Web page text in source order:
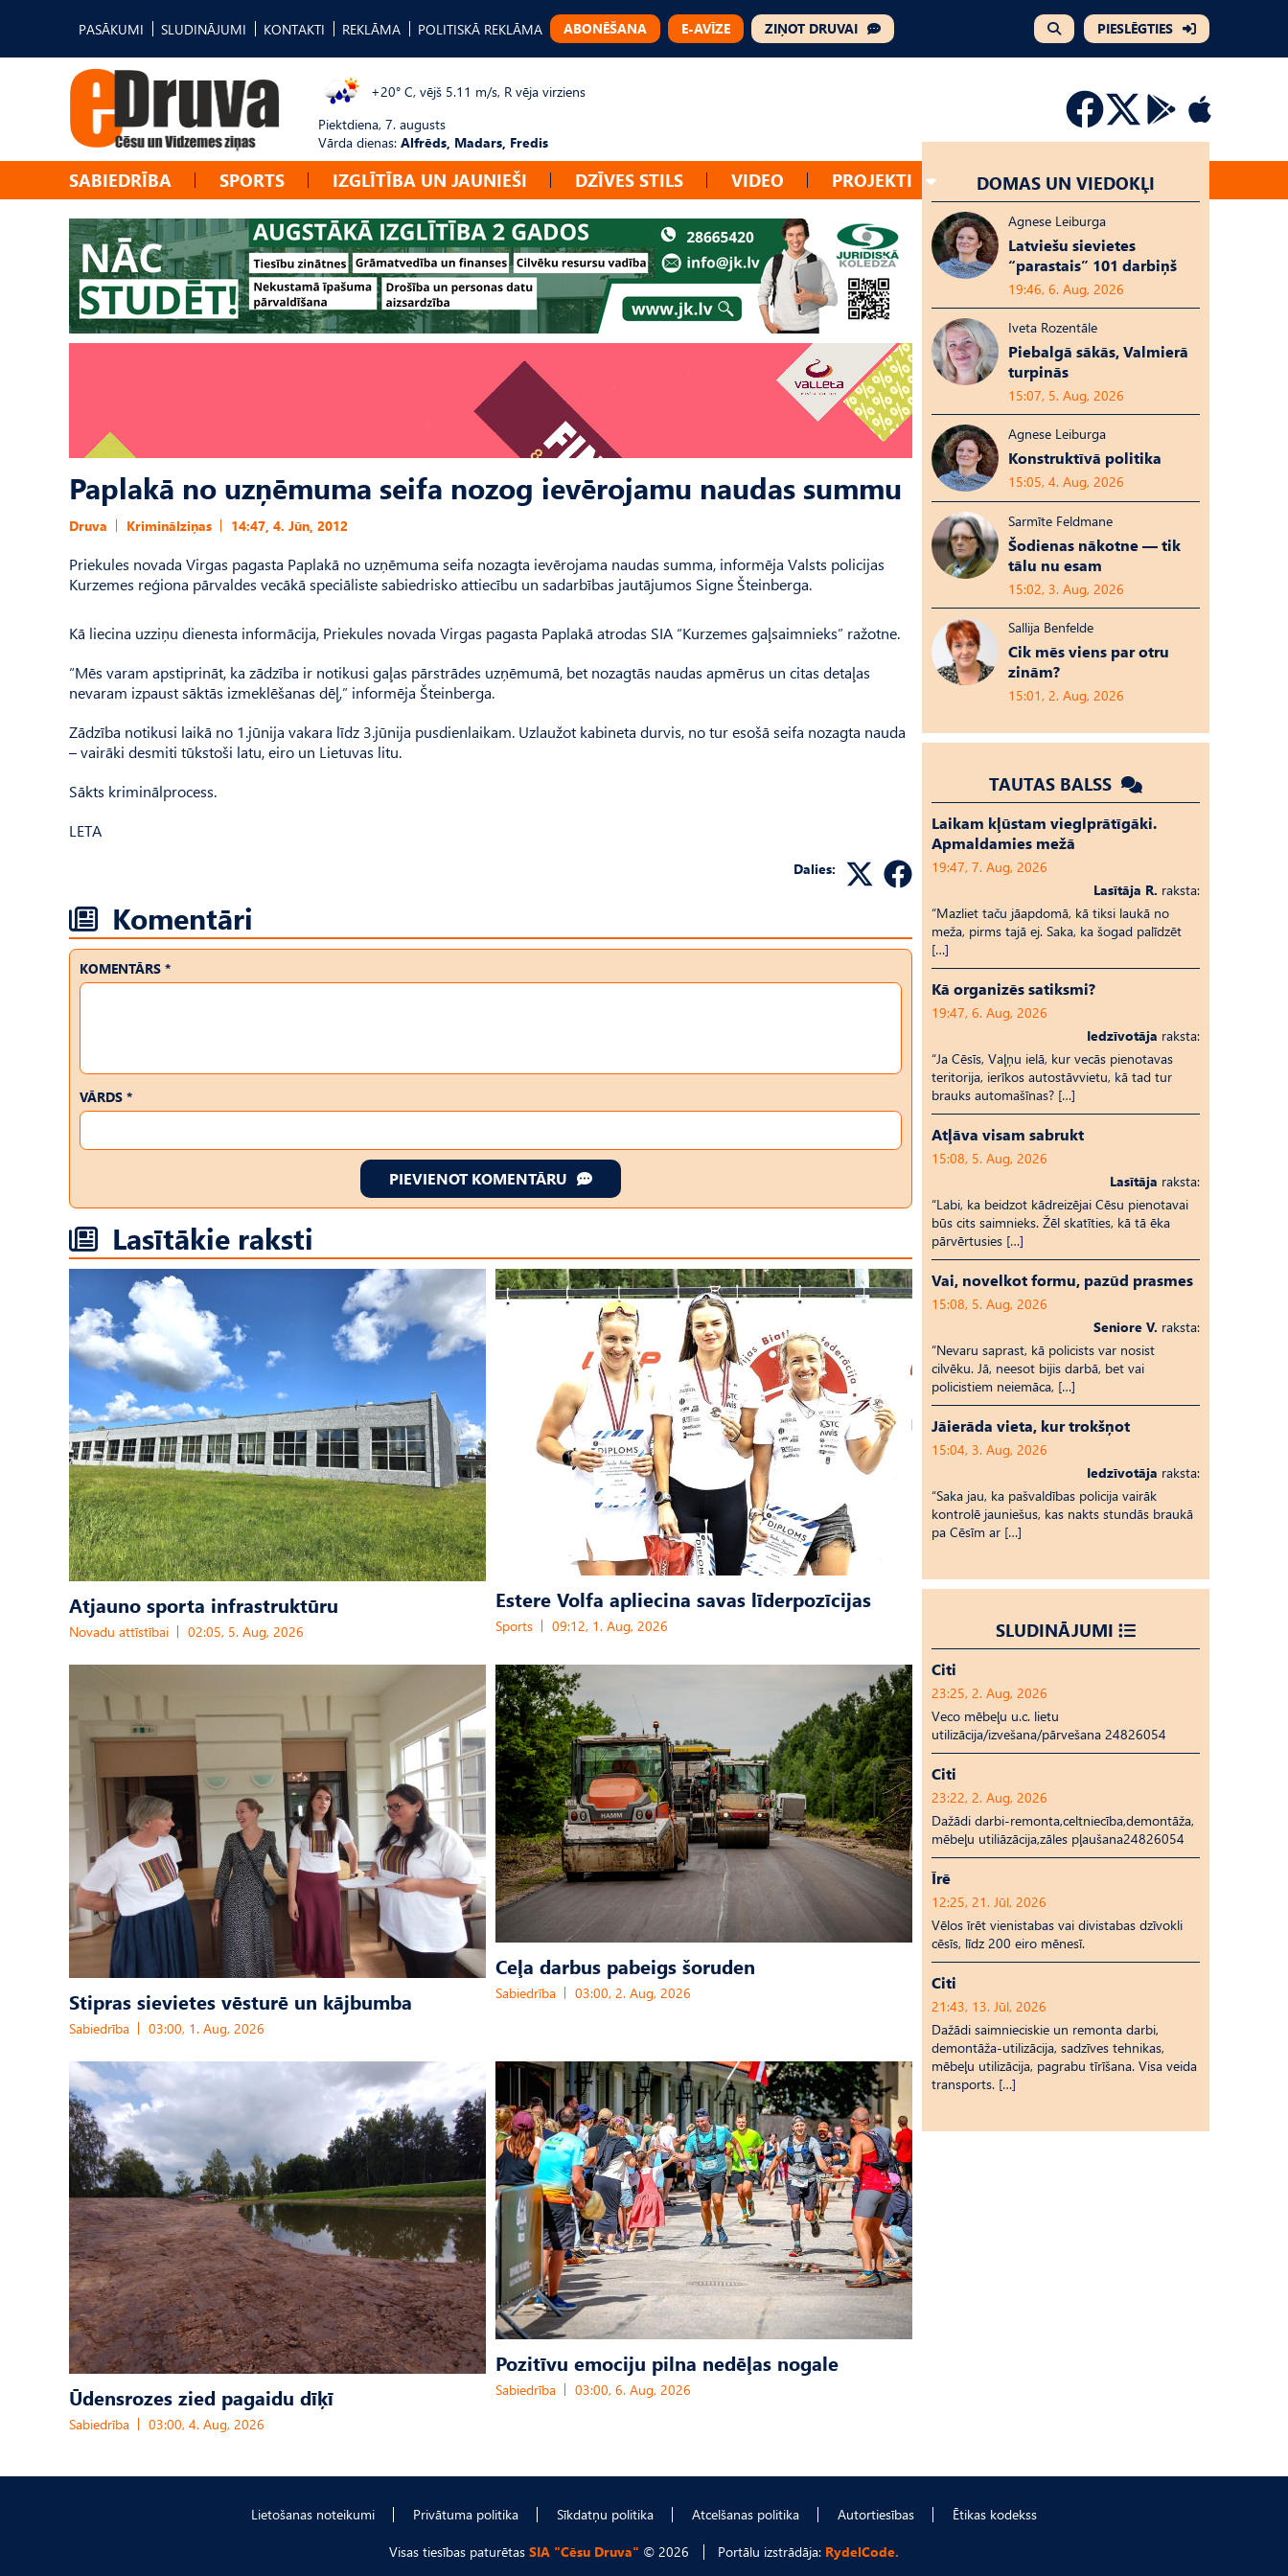
PASĀKUMI SLUDINĀJUMI KONTAKTI REKLĀMA POLITISKĀ REKLĀMA ABONĒŠANA E-AVĪZE ZIŅOT DRUVAI PIESLĒGTIES
+20° C, vējš 5.11 m/s, R vēja virziens
Piektdiena, 7. augusts
Vārda dienas: Alfrēds, Madars, Fredis
SABIEDRĪBA SPORTS IZGLĪTĪBA UN JAUNIEŠI DZĪVES STILS VIDEO PROJEKTI
Paplakā no uzņēmuma seifa nozog ievērojamu naudas summu
Druva Kriminālziņas 14:47, 4. Jūn, 2012
Priekules novada Virgas pagasta Paplakā no uzņēmuma seifa nozagta ievērojama naudas summa, informēja Valsts policijas
Kurzemes reģiona pārvaldes vecākā speciāliste sabiedrisko attiecību un sadarbības jautājumos Signe Šteinberga.
Kā liecina uzziņu dienesta informācija, Priekules novada Virgas pagasta Paplakā atrodas SIA “Kurzemes gaļsaimnieks” ražotne.
“Mēs varam apstiprināt, ka zādzība ir notikusi gaļas pārstrādes uzņēmumā, bet nozagtās naudas apmērus un citas detaļas
nevaram izpaust sāktās izmeklēšanas dēļ,” informēja Šteinberga.
Zādzība notikusi laikā no 1.jūnija vakara līdz 3.jūnija pusdienlaikam. Uzlaužot kabineta durvis, no tur esošā seifa nozagta nauda
– vairāki desmiti tūkstoši latu, eiro un Lietuvas litu.
Sākts kriminālprocess.
LETA
Dalies:
Komentāri
KOMENTĀRS *
VĀRDS *
PIEVIENOT KOMENTĀRU
Lasītākie raksti
Atjauno sporta infrastruktūru
Novadu attīstībai 02:05, 5. Aug, 2026
Estere Volfa apliecina savas līderpozīcijas
Sports 09:12, 1. Aug, 2026
Stipras sievietes vēsturē un kājbumba
Sabiedrība 03:00, 1. Aug, 2026
Ceļa darbus pabeigs šoruden
Sabiedrība 03:00, 2. Aug, 2026
Ūdensrozes zied pagaidu dīķī
Sabiedrība 03:00, 4. Aug, 2026
Pozitīvu emociju pilna nedēļas nogale
Sabiedrība 03:00, 6. Aug, 2026
DOMAS UN VIEDOKĻI
Agnese Leiburga
Latviešu sievietes
“parastais” 101 darbiņš
19:46, 6. Aug, 2026
Iveta Rozentāle
Piebalgā sākās, Valmierā
turpinās
15:07, 5. Aug, 2026
Agnese Leiburga
Konstruktīvā politika
15:05, 4. Aug, 2026
Sarmīte Feldmane
Šodienas nākotne — tik
tālu nu esam
15:02, 3. Aug, 2026
Sallija Benfelde
Cik mēs viens par otru
zinām?
15:01, 2. Aug, 2026
TAUTAS BALSS
Laikam kļūstam vieglprātīgāki.
Apmaldamies mežā
19:47, 7. Aug, 2026
Lasītāja R. raksta:
“Mazliet taču jāapdomā, kā tiksi laukā no
meža, pirms tajā ej. Saka, ka šogad palīdzēt
[…]
Kā organizēs satiksmi?
19:47, 6. Aug, 2026
Iedzīvotāja raksta:
“Ja Cēsīs, Vaļņu ielā, kur vecās pienotavas
teritorija, ierīkos autostāvvietu, kā tad tur
brauks automašīnas? […]
Atļāva visam sabrukt
15:08, 5. Aug, 2026
Lasītāja raksta:
“Labi, ka beidzot kādreizējai Cēsu pienotavai
būs cits saimnieks. Žēl skatīties, kā tā ēka
pārvērtusies […]
Vai, novelkot formu, pazūd prasmes
15:08, 5. Aug, 2026
Seniore V. raksta:
“Nevaru saprast, kā policists var nosist
cilvēku. Jā, neesot bijis darbā, bet vai
policistiem neiemāca, […]
Jāierāda vieta, kur trokšņot
15:04, 3. Aug, 2026
Iedzīvotāja raksta:
“Saka jau, ka pašvaldības policija vairāk
kontrolē jauniešus, kas nakts stundās braukā
pa Cēsīm ar […]
SLUDINĀJUMI
Citi
23:25, 2. Aug, 2026
Veco mēbeļu u.c. lietu
utilizācija/izvešana/pārvešana 24826054
Citi
23:22, 2. Aug, 2026
Dažādi darbi-remonta,celtniecība,demontāža,
mēbeļu utiliāzācija,zāles pļaušana24826054
Īrē
12:25, 21. Jūl, 2026
Vēlos īrēt vienistabas vai divistabas dzīvokli
cēsīs, līdz 200 eiro mēnesī.
Citi
21:43, 13. Jūl, 2026
Dažādi saimnieciskie un remonta darbi,
demontāža-utilizācija, sadzīves tehnikas,
mēbeļu utilizācija, pagrabu tīrīšana. Visa veida
transports. […]
Lietošanas noteikumi Privātuma politika Sīkdatņu politika Atcelšanas politika Autortiesības Ētikas kodekss
Visas tiesības paturētas SIA "Cēsu Druva" © 2026 Portālu izstrādāja: RydelCode.